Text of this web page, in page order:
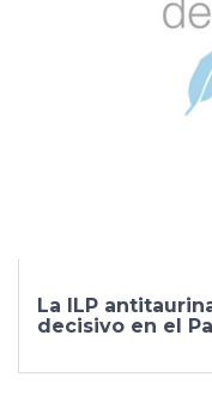
La ILP
decisivo en el